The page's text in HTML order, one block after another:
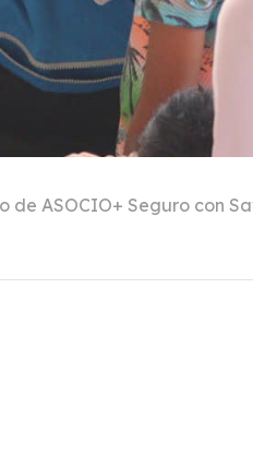
ASOCIO+ Seguro con